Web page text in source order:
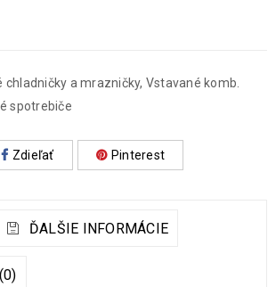
chladničky a mrazničky, Vstavané komb.
spotrebiče
Zdieľať Pinterest
ĎALŠIE INFORMÁCIE